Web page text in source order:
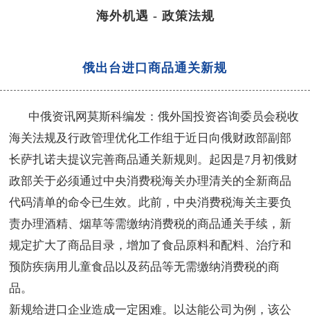
海外机遇 - 政策法规
俄出台进口商品通关新规
中俄资讯网莫斯科编发：俄外国投资咨询委员会税收
海关法规及行政管理优化工作组于近日向俄财政部副部
长萨扎诺夫提议完善商品通关新规则。起因是7月初俄财
政部关于必须通过中央消费税海关办理清关的全新商品
代码清单的命令已生效。此前，中央消费税海关主要负
责办理酒精、烟草等需缴纳消费税的商品通关手续，新
规定扩大了商品目录，增加了食品原料和配料、治疗和
预防疾病用儿童食品以及药品等无需缴纳消费税的商
品。
新规给进口企业造成一定困难。以达能公司为例，该公